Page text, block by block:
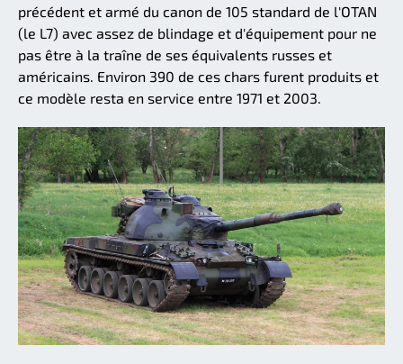
précédent et armé du canon de 105 standard de l'OTAN
(le L7) avec assez de blindage et d'équipement pour ne
pas être à la traîne de ses équivalents russes et
américains. Environ 390 de ces chars furent produits et
ce modèle resta en service entre 1971 et 2003.